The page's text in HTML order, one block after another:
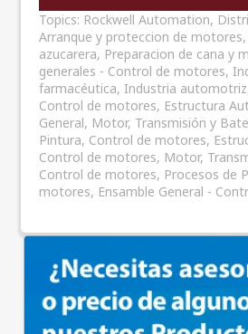
Topics: Rockwell Automation,
Arranque y proteccion de motores
azucarera, Preparacion de cana y
generales - Control de motores,
farmacéutica,Industria automotriz
Control de motores, Estructura
General, Motor, Transmisión y
Pintura, Control de motores,
Control de motores, Motor,
Control de motores, Procesos de
motores, Ensamble General -